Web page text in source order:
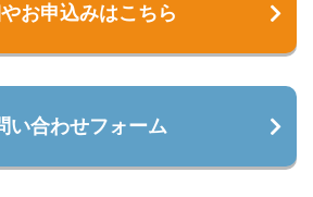
お申込みはこちら
い合わせフォーム